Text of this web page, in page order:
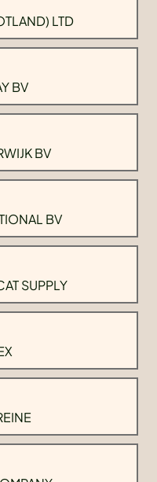
LTD
BV
BV
BV
SUPPLY